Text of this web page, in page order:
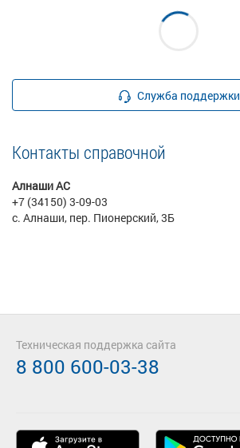
Служба поддержки
Контакты справочной
Алнаши АС
+7 (34150) 3-09-03
с. Алнаши, пер. Пионерский, 3Б
Техническая поддержка сайта
8 800 600-03-38